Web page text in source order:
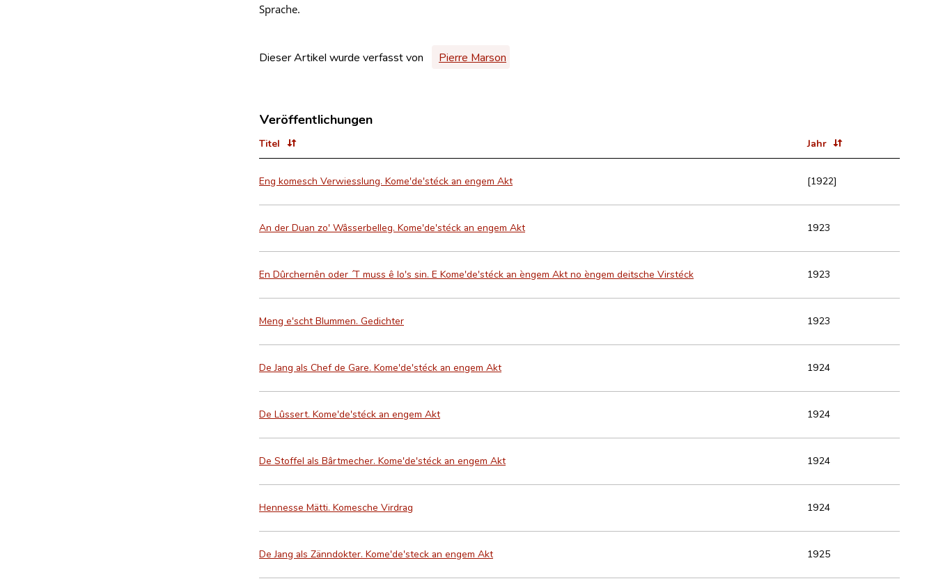
Sprache.
Dieser Artikel wurde verfasst von Pierre Marson
Veröffentlichungen
Titel Jahr
Eng komesch Verwiesslung. Kome'de'stéck an engem Akt [1922]
An der Duan zo' Wâsserbelleg. Kome'de'stéck an engem Akt 1923
En Dûrchernên oder ´T muss ê lo's sin. E Kome'de'stéck an èngem Akt no èngem deitsche Virstéck 1923
Meng e'scht Blummen. Gedichter 1923
De Jang als Chef de Gare. Kome'de'stéck an engem Akt 1924
De Lûssert. Kome'de'stéck an engem Akt 1924
De Stoffel als Bârtmecher. Kome'de'stéck an engem Akt 1924
Hennesse Mätti. Komesche Virdrag 1924
De Jang als Zänndokter. Kome'de'steck an engem Akt 1925